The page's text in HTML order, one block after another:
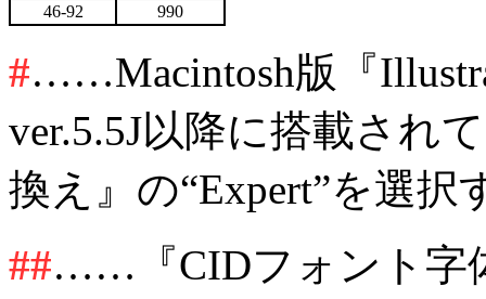
46-92
990
#……Macintosh版『
ver.5.5J以降に搭載され
換え』の“Expert”を選
##……『CIDフォント字